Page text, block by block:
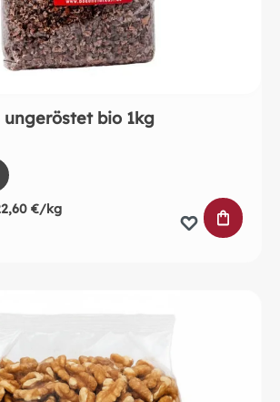
ungeröstet bio 1kg
€/kg IN DEN